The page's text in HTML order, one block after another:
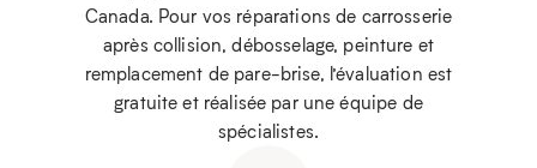
Canada. Pour vos réparations de carrosserie
après collision, débosselage, peinture et
remplacement de pare-brise, l’évaluation est
gratuite et réalisée par une équipe de
spécialistes.